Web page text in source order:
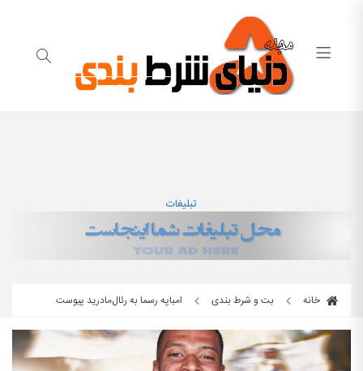
تبلیغات
خانه بت و شرط بندی امباپه رسما به رئال‌مادرید پیوست